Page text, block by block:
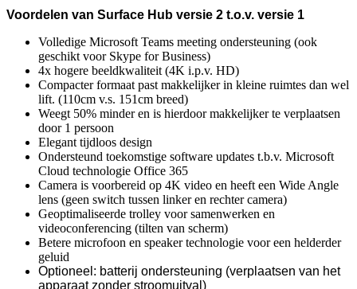
Voordelen van Surface Hub versie 2 t.o.v. versie 1
Volledige Microsoft Teams meeting ondersteuning (ook
geschikt voor Skype for Business)
4x hogere beeldkwaliteit (4K i.p.v. HD)
Compacter formaat past makkelijker in kleine ruimtes dan wel
lift. (110cm v.s. 151cm breed)
Weegt 50% minder en is hierdoor makkelijker te verplaatsen
door 1 persoon
Elegant tijdloos design
Ondersteund toekomstige software updates t.b.v. Microsoft
Cloud technologie Office 365
Camera is voorbereid op 4K video en heeft een Wide Angle
lens (geen switch tussen linker en rechter camera)
Geoptimaliseerde trolley voor samenwerken en
videoconferencing (tilten van scherm)
Betere microfoon en speaker technologie voor een helderder
geluid
Optioneel: batterij ondersteuning (verplaatsen van het
apparaat zonder stroomuitval)